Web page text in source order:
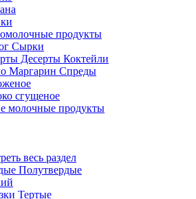
продукты
Сырки
Десерты Коктейли
Маргарин Спреды
сгущеное
молочные продукты
весь раздел
Полутвердые
Тертые